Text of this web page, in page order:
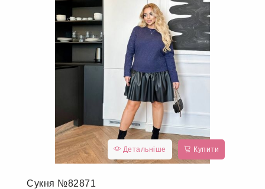
Детальніше Купити
Сукня №82871